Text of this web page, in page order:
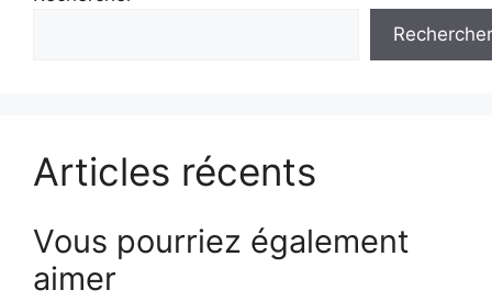
Rechercher
Articles récents
Vous pourriez également
aimer